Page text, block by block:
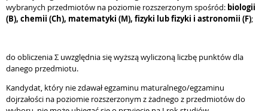
wybranych przedmiotów na poziomie rozszerzonym spośród: biologii
(B), chemii (Ch), matematyki (M), fizyki lub fizyki i astronomii (F);
do obliczenia Σ uwzględnia się wyższą wyliczoną liczbę punktów dla
danego przedmiotu.
Kandydat, który nie zdawał egzaminu maturalnego/egzaminu
dojrzałości na poziomie rozszerzonym z żadnego z przedmiotów do